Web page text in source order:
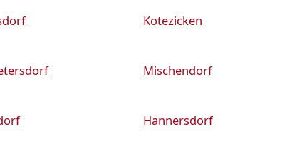
Kotezicken
Mischendorf
Hannersdorf